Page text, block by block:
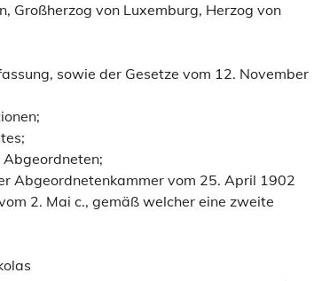
Großherzog von Luxemburg, Herzog von
sowie der Gesetze vom 12. November
Abgeordnetenkammer vom 25. April 1902
2. Mai c., gemäß welcher eine zweite